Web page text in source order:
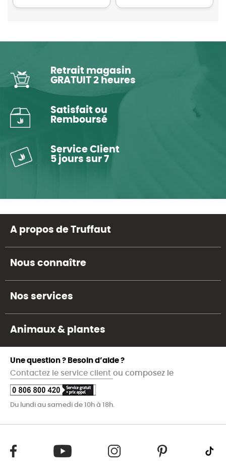
Retrait magasin
GRATUIT 2 heures
Satisfait ou
Remboursé
Service Client
5 jours sur 7
A propos de Truffaut
Nous connaître
Nos services
Animaux & plantes
Une question ? Besoin d’aide ?
Contactez le service client ou composez le
Du lundi au samedi de 10h à 18h.